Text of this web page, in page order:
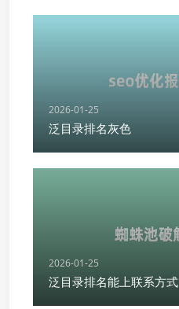
2026-01-25
泛目录排名灰色
2026-01-25
泛目录排名能上联系方式